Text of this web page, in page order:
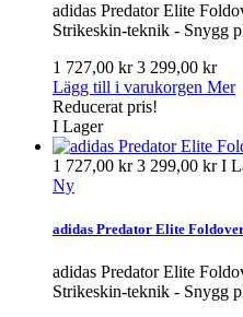
adidas Predator Elite
Strikeskin-teknik - Snygg
1 727,00 kr3 299,00 kr
Lägg till i varukorgen Mer
Reducerat pris!
I Lager
1 727,00 kr3 299,00 krI
Ny
adidas Predator Elite
adidas Predator Elite
Strikeskin-teknik - Snygg